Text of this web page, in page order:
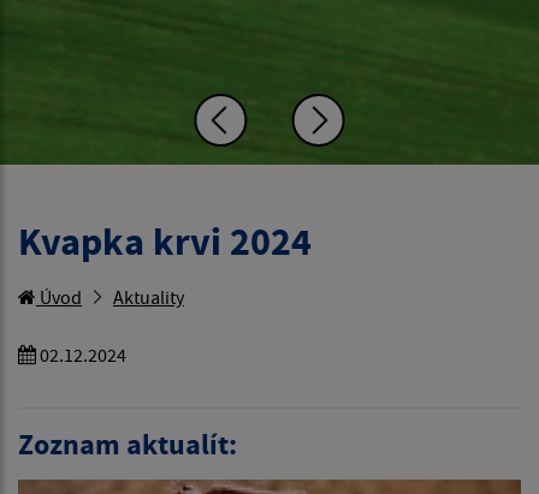
Kvapka krvi 2024
Úvod Aktuality
02.12.2024
Zoznam aktualít: